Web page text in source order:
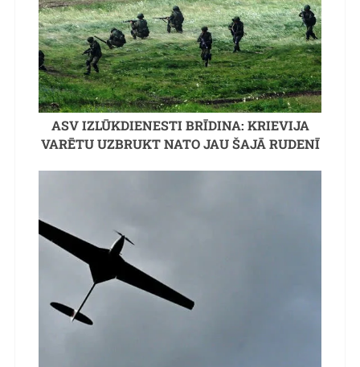
ASV IZLŪKDIENESTI BRĪDINA: KRIEVIJA
VARĒTU UZBRUKT NATO JAU ŠAJĀ RUDENĪ